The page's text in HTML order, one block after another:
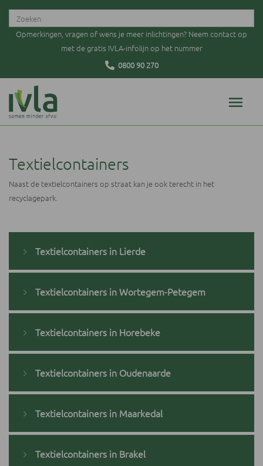
Opmerkingen, vragen of wens je meer inlichtingen? Neem contact op
met de gratis IVLA-infolijn op het nummer
0800 90 270
Textielcontainers
Naast de textielcontainers op straat kan je ook terecht in het
recyclagepark.
Textielcontainers in Lierde
Textielcontainers in Wortegem-Petegem
Textielcontainers in Horebeke
Textielcontainers in Oudenaarde
Textielcontainers in Maarkedal
Textielcontainers in Brakel